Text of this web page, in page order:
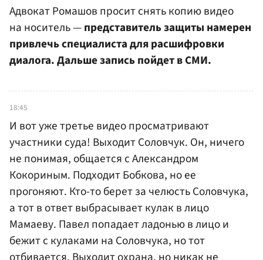
Адвокат Ромашов просит снять копию видео
на носитель —представитель защиты намерен
привлечь специалиста для расшифровки
диалога. Дальше запись пойдет в СМИ.
18:45
И вот уже третье видео просматривают
участники суда! Выходит Соловчук. Он, ничего
не понимая, общается с Александром
Кокориным. Подходит Бобкова, но ее
прогоняют. Кто-то берет за челюсть Соловчука,
а тот в ответ выбрасывает кулак в лицо
Мамаеву. Павел попадает ладонью в лицо и
бежит с кулаками на Соловчука, но тот